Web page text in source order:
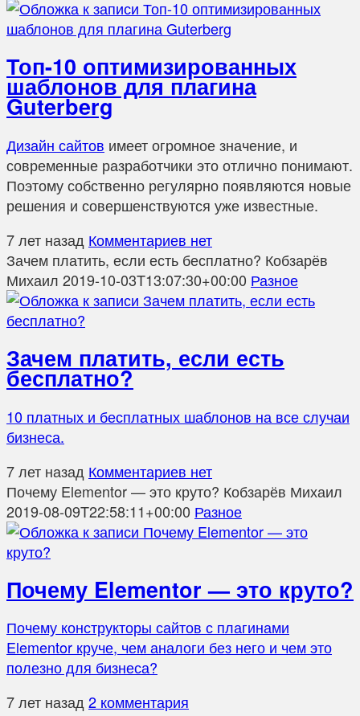
Топ-10 оптимизированных
шаблонов для плагина
Guterberg
Дизайн сайтов имеет огромное значение, и
современные разработчики это отлично понимают.
Поэтому собственно регулярно появляются новые
решения и совершенствуются уже известные.
7 лет назад Комментариев нет
Зачем платить, если есть бесплатно? Кобзарёв
Михаил 2019-10-03T13:07:30+00:00 Разное
Зачем платить, если есть
бесплатно?
10 платных и бесплатных шаблонов на все случаи
бизнеса.
7 лет назад Комментариев нет
Почему Elementor — это круто? Кобзарёв Михаил
2019-08-09T22:58:11+00:00 Разное
Почему Elementor — это круто?
Почему конструкторы сайтов с плагинами
Elementor круче, чем аналоги без него и чем это
полезно для бизнеса?
7 лет назад2 комментария